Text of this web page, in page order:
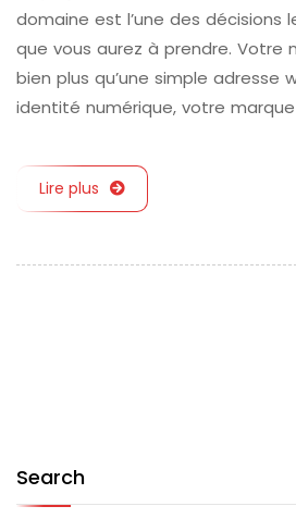
domaine est l’une des décisions
que vous aurez à prendre. Votre
bien plus qu’une simple adresse
identité numérique, votre
Lire plus
Search